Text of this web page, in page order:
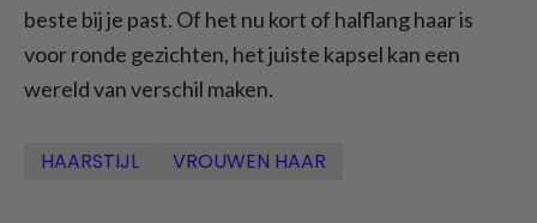
beste bij je past. Of het nu kort of halflang haar is
voor ronde gezichten, het juiste kapsel kan een
wereld van verschil maken.
HAARSTIJL VROUWEN HAAR